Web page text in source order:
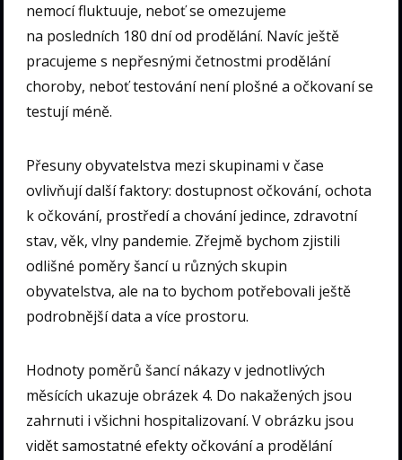
nemocí fluktuuje, neboť se omezujeme
na posledních 180 dní od prodělání. Navíc ještě
pracujeme s nepřesnými četnostmi prodělání
choroby, neboť testování není plošné a očkovaní se
testují méně.
Přesuny obyvatelstva mezi skupinami v čase
ovlivňují další faktory: dostupnost očkování, ochota
k očkování, prostředí a chování jedince, zdravotní
stav, věk, vlny pandemie. Zřejmě bychom zjistili
odlišné poměry šancí u různých skupin
obyvatelstva, ale na to bychom potřebovali ještě
podrobnější data a více prostoru.
Hodnoty poměrů šancí nákazy v jednotlivých
měsících ukazuje obrázek 4. Do nakažených jsou
zahrnuti i všichni hospitalizovaní. V obrázku jsou
vidět samostatné efekty očkování a prodělání